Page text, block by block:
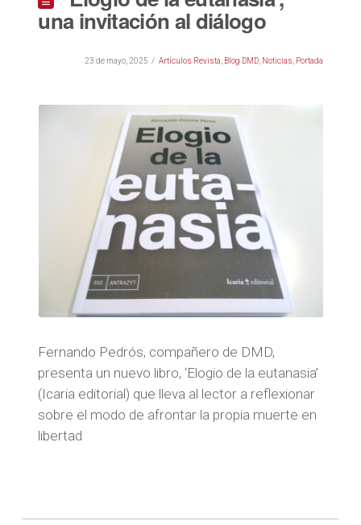
una invitación al diálogo
23 de mayo, 2025 Artículos Revista Blog DMD, Noticias Portada
Fernando Pedrós, compañero de DMD,
presenta un nuevo libro, ‘Elogio de la eutanasia’
(Icaria editorial) que lleva al lector a reflexionar
sobre el modo de afrontar la propia muerte en
libertad